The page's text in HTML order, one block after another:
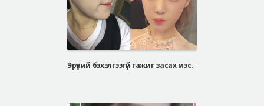
Эрүүний бэхэлгээгүй гажиг засах мэс засал, V хэлбэрийн эрүүний мэс засал